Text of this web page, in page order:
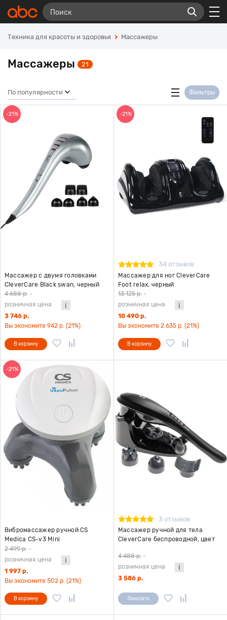
Техника для красоты и здоровья Массажеры
Массажеры 21
По популярности Фильтры
-21%
Массажер с двумя головками
CleverCare Black swan, черный
4 688 р. -
розничная цена
3 746 р.
Вы экономите 942 р. (21%)
В корзину
-21%
34 отзывов
Массажер для ног CleverCare
Foot relax, черный
13 125 р. -
розничная цена
10 490 р.
Вы экономите 2 635 р. (21%)
В корзину
-21%
Вибромассажер ручной CS
Medica CS-v3 Mini
2 499 р. -
розничная цена
1 997 р.
Вы экономите 502 р. (21%)
В корзину
3 отзывов
Массажер ручной для тела
CleverCare беспроводной, цвет
4 488 р. -
розничная цена
3 586 р.
Заказать